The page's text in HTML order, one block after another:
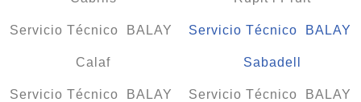
Servicio Técnico BALAY
Calaf
Servicio Técnico BALAY
Servicio Técnico BALAY
Sabadell
Servicio Técnico BALAY